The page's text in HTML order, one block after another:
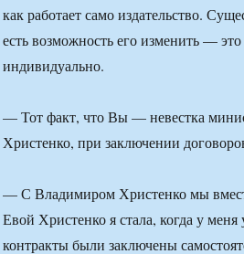
как работает само издательство.
есть возможность его изменить —
индивидуально.
— Тот факт, что Вы — невестка
Христенко, при заключении
— С Владимиром Христенко мы вместе
Евой Христенко я стала, когда у
контракты были заключены